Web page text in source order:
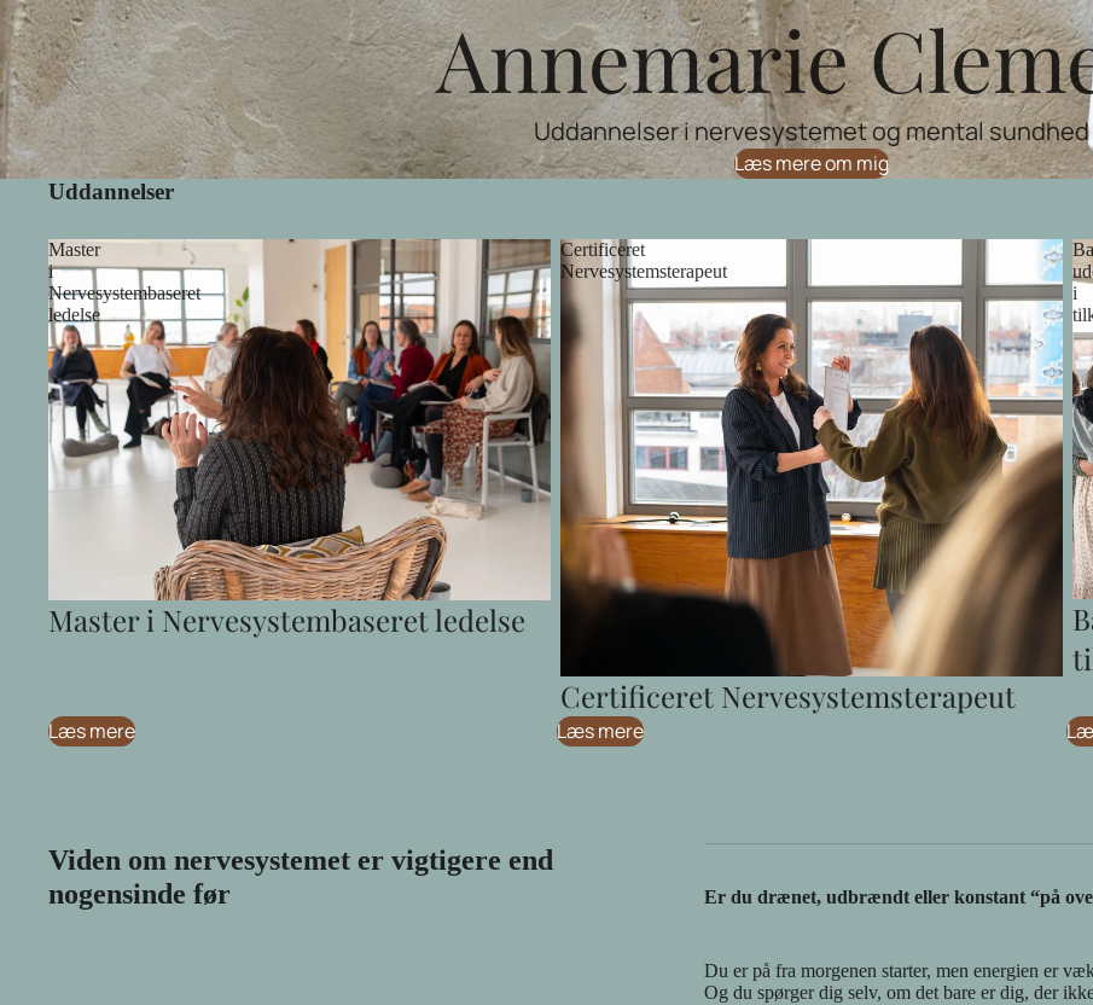
Annemarie
Uddannelser i nervesystemet og mental sundhed
Læs mere om mig
Uddannelser
Master
i
Nervesystembaseret
ledelse
Master i Nervesystembaseret ledelse
Certificeret
Nervesystemsterapeut
Certificeret Nervesystemsterapeut
i
Læs mere Læs mere
Viden om nervesystemet er vigtigere end
nogensinde før
Er du drænet, udbrændt eller konstant “på
Du er på fra morgenen starter, men energien er
Og du spørger dig selv, om det bare er dig, der